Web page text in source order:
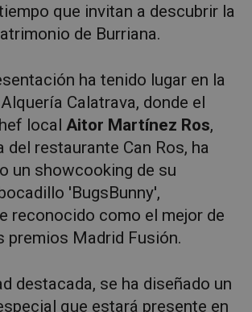
que invitan a descubrir la
de Burriana.
ha tenido lugar en la
Calatrava, donde el
localAitor Martínez Ros,
del restaurante Can Ros, ha
un showcooking de su
'BugsBunny',
reconocido como el mejor de
premios Madrid Fusión.
destacada, se ha diseñado un
que estará presente en